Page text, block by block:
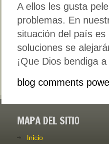
A ellos les gusta
problemas. En
situación del país
soluciones se
¡Que Dios bendiga
blog comments
MAPA DEL SITIO
Inicio